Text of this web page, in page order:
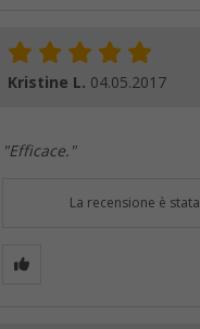
Kristine L. 04.05.2017
"Efficace."
La recensione è